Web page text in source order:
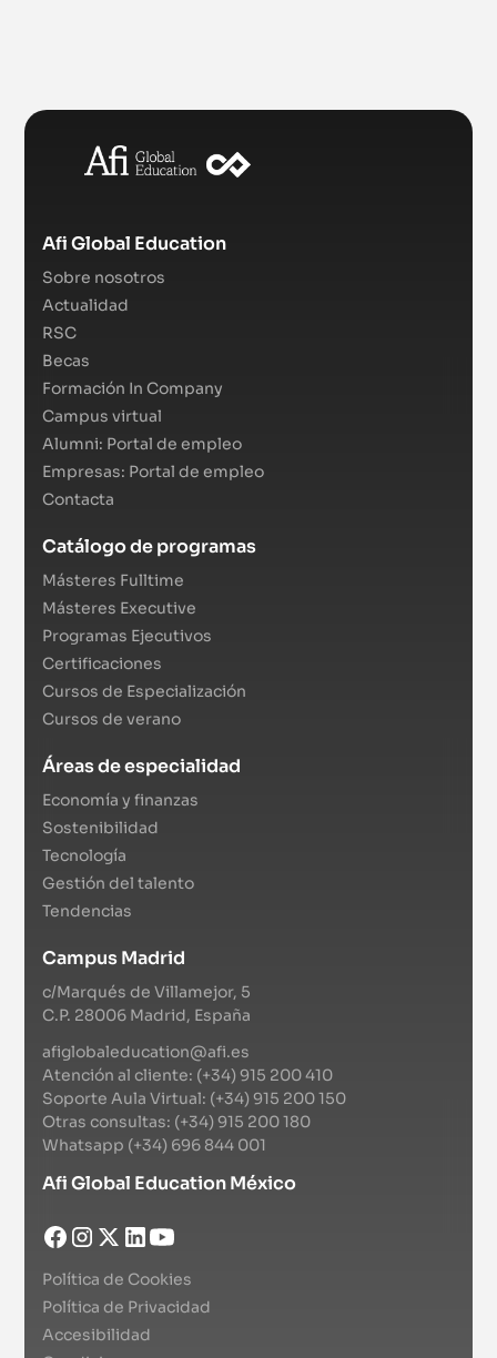
Afi Global Education
Sobre nosotros
Actualidad
RSC
Becas
Formación In Company
Campus virtual
Alumni: Portal de empleo
Empresas: Portal de empleo
Contacta
Catálogo de programas
Másteres Fulltime
Másteres Executive
Programas Ejecutivos
Certificaciones
Cursos de Especialización
Cursos de verano
Áreas de especialidad
Economía y finanzas
Sostenibilidad
Tecnología
Gestión del talento
Tendencias
Campus Madrid
c/Marqués de Villamejor, 5
C.P. 28006 Madrid, España
afiglobaleducation@afi.es
Atención al cliente: (+34) 915 200 410
Soporte Aula Virtual: (+34) 915 200 150
Otras consultas: (+34) 915 200 180
Whatsapp (+34) 696 844 001
Afi Global Education México
Política de Cookies
Política de Privacidad
Accesibilidad